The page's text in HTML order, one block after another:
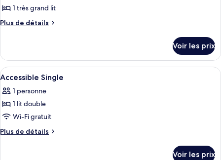
1 très grand lit
Plus de détails
Plus
le
type
de
Chambre
Double
Voir les prix
Afficher
toutes
les
photos
pour
ce
4
Accessible Single
1 personne
1 lit double
Wi-Fi gratuit
Plus de détails
Plus
Voir les prix